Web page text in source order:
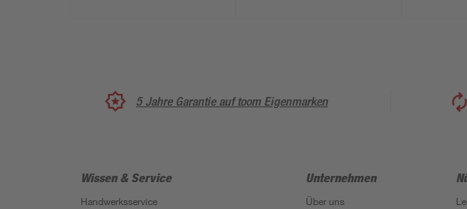
5 Jahre Garantie auf toom Eigenmarken
Wissen & Service
Handwerksservice
Unternehmen
Über uns